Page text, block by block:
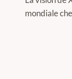
mondiale